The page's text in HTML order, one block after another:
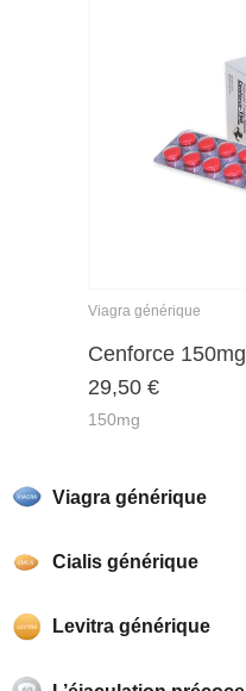
Viagra générique
Cialis générique
Levitra générique
Viagra générique
Cenforce 150mg
29,50 €
150mg